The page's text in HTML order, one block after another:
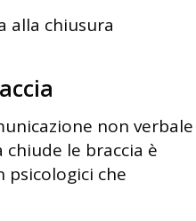
alla chiusura
non verbale
le braccia è
che